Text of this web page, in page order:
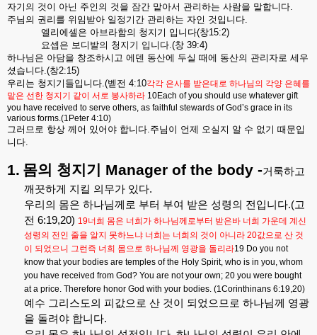
자기의 것이 아닌 주인의 것을 잠간 맡아서 관리하는 사람을 말합니다.
주님의 권리를 위임받아 일정기간 관리하는 자인 것입니다.
엘리에셀은 아브라함의 청지기 입니다(창15:2)
요셉은 보디발의 청지기 입니다.(창 39:4)
하나님은 아담을 창조하시고 에덴 동산에 두실 때에 동산의 관리자로 세우
셨습니다.(창2:15)
우리는 청지기들입니다.(벧전 4:10각각 은사를 받은대로 하나님의 각양 은혜를
맡은 선한 청지기 같이 서로 봉사하라 10Each of you should use whatever gift
you have received to serve others, as faithful stewards of God’s grace in its
various forms.(1Peter 4:10)
그러므로 항상 께어 있어야 합니다.주님이 언제 오실지 알 수 없기 때문입
니다.
1. 몸의 청지기 Manager of the body -거룩하고
깨끗하게
지킬 의무가 있다.
우리의 몸은 하나님께로 부터 부여 받은 성령의 전입니다.(고
전 6:19,20) 19너희 몸은 너희가 하나님께로부터 받은바 너희 가운데 계신
성령의 전인 줄을 알지 못하느냐 너희는 너희의 것이 아니라 20값으로 산 것
이
되었으니 그런즉 너희 몸으로 하나님께 영광을 돌리라19 Do you not
know that your bodies are temples of the Holy Spirit, who is in you, whom
you have received from God? You are not your own; 20 you were bought
at a price. Therefore honor God with your bodies. (1Corinthinans 6:19,20)
예수 그리스도의 피값으로 산 것이 되었으므로 하나님께
영광
을 돌려야 합니다.